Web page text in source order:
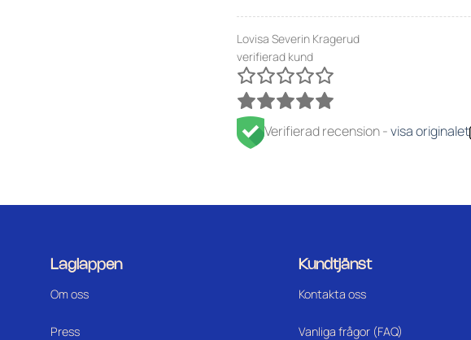
Lovisa Severin Kragerud
verifierad kund
Verifierad recension -visa originalet
Laglappen
Om oss
Press
Kundtjänst
Kontakta oss
Vanliga frågor (FAQ)